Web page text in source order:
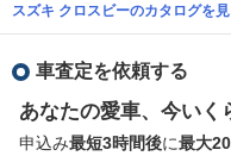
スズキ クロスビーのカタログを
車査定を依頼する
あなたの愛車、今いく
申込み最短3時間後に最大